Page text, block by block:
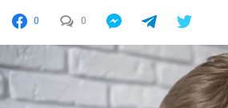
0 0